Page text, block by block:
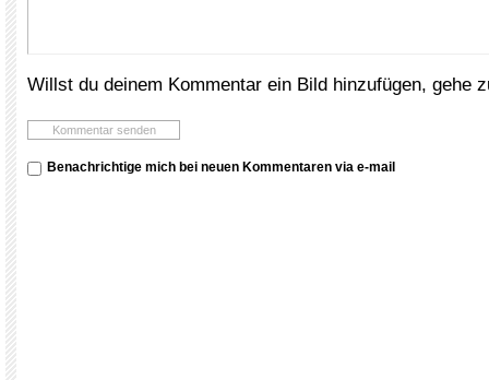
Willst du deinem Kommentar ein Bild hinzufügen, gehe
Benachrichtige mich bei neuen Kommentaren via e-mail